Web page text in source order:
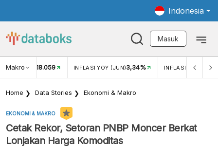
Indonesia
Masuk
Makro
USD/IDR 18.059 INFLASI YOY (JUN)3,34% INFLASI MOM
Home Data Stories Ekonomi & Makro
EKONOMI & MAKRO
Cetak Rekor, Setoran PNBP Moncer Berkat
Lonjakan Harga Komoditas